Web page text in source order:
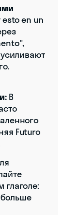
en un
В
Futuro
глаголе:
больше